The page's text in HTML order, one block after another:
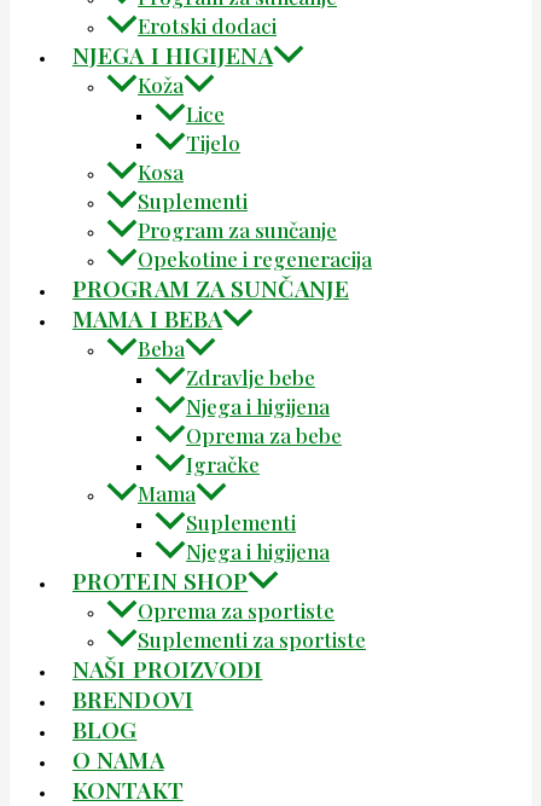
Erotski dodaci
NJEGA I HIGIJENA
Koža
Lice
Tijelo
Kosa
Suplementi
Program za sunčanje
Opekotine i regeneracija
PROGRAM ZA SUNČANJE
MAMA I BEBA
Beba
Zdravlje bebe
Njega i higijena
Oprema za bebe
Igračke
Mama
Suplementi
Njega i higijena
PROTEIN SHOP
Oprema za sportiste
Suplementi za sportiste
NAŠI PROIZVODI
BRENDOVI
BLOG
O NAMA
KONTAKT